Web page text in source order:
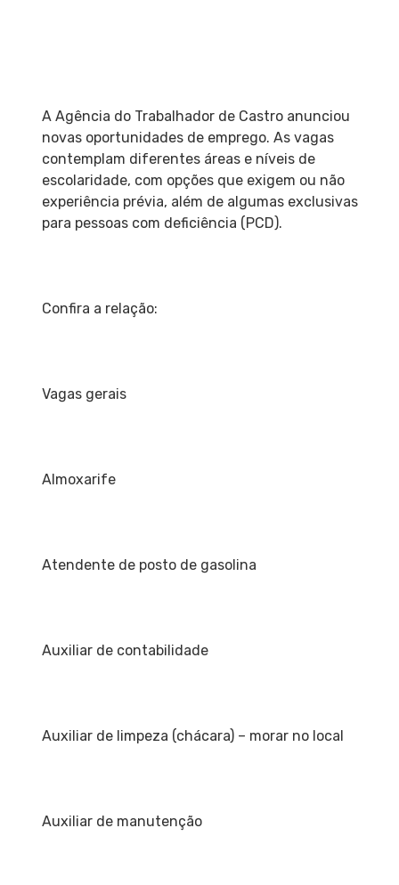
A Agência do Trabalhador de Castro anunciou
novas oportunidades de emprego. As vagas
contemplam diferentes áreas e níveis de
escolaridade, com opções que exigem ou não
experiência prévia, além de algumas exclusivas
para pessoas com deficiência (PCD).
Confira a relação:
Vagas gerais
Almoxarife
Atendente de posto de gasolina
Auxiliar de contabilidade
Auxiliar de limpeza (chácara) – morar no local
Auxiliar de manutenção